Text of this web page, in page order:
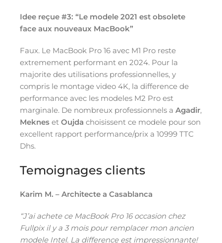
Idee reçue #3: “Le modele 2021 est obsolete
face aux nouveaux MacBook”
Faux. Le MacBook Pro 16 avec M1 Pro reste
extremement performant en 2024. Pour la
majorite des utilisations professionnelles, y
compris le montage video 4K, la difference de
performance avec les modeles M2 Pro est
marginale. De nombreux professionnels a Agadir,
Meknes et Oujda choisissent ce modele pour son
excellent rapport performance/prix a 10999 TTC
Dhs.
Temoignages clients
Karim M. – Architecte a Casablanca
“J’ai achete ce MacBook Pro 16 occasion chez
Fullpix il y a 3 mois pour remplacer mon ancien
modele Intel. La difference est impressionnante!